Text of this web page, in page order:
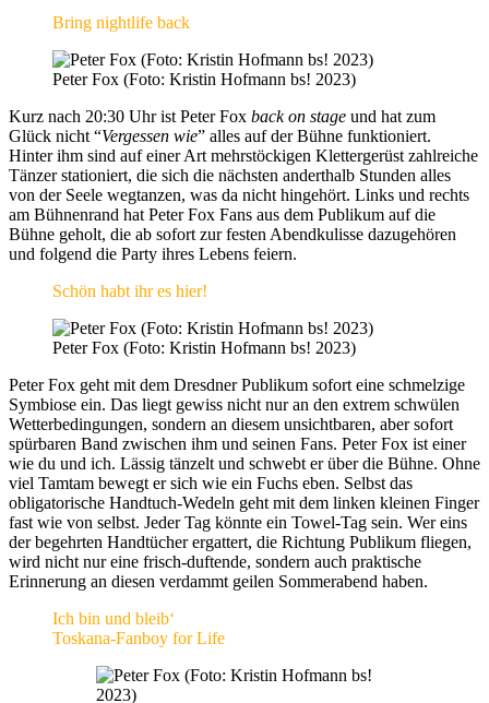
Bring nightlife back
Peter Fox (Foto: Kristin Hofmann bs! 2023)
Kurz nach 20:30 Uhr ist Peter Fox back on stage und hat zum
Glück nicht “Vergessen wie” alles auf der Bühne funktioniert.
Hinter ihm sind auf einer Art mehrstöckigen Klettergerüst zahlreiche
Tänzer stationiert, die sich die nächsten anderthalb Stunden alles
von der Seele wegtanzen, was da nicht hingehört. Links und rechts
am Bühnenrand hat Peter Fox Fans aus dem Publikum auf die
Bühne geholt, die ab sofort zur festen Abendkulisse dazugehören
und folgend die Party ihres Lebens feiern.
Schön habt ihr es hier!
Peter Fox (Foto: Kristin Hofmann bs! 2023)
Peter Fox geht mit dem Dresdner Publikum sofort eine schmelzige
Symbiose ein. Das liegt gewiss nicht nur an den extrem schwülen
Wetterbedingungen, sondern an diesem unsichtbaren, aber sofort
spürbaren Band zwischen ihm und seinen Fans. Peter Fox ist einer
wie du und ich. Lässig tänzelt und schwebt er über die Bühne. Ohne
viel Tamtam bewegt er sich wie ein Fuchs eben. Selbst das
obligatorische Handtuch-Wedeln geht mit dem linken kleinen Finger
fast wie von selbst. Jeder Tag könnte ein Towel-Tag sein. Wer eins
der begehrten Handtücher ergattert, die Richtung Publikum fliegen,
wird nicht nur eine frisch-duftende, sondern auch praktische
Erinnerung an diesen verdammt geilen Sommerabend haben.
Ich bin und bleib‘
Toskana-Fanboy for Life